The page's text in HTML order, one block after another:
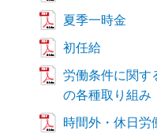
夏季一時金
初任給
労働条件に関す
の各種取り組み
時間外・休日労